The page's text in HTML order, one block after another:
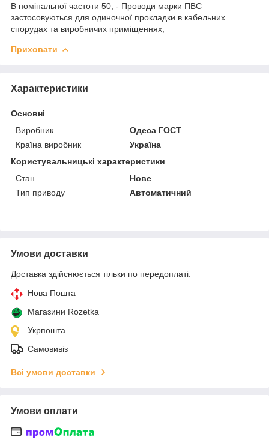
В номінальної частоти 50; - Проводи марки ПВС
застосовуються для одиночної прокладки в кабельних
спорудах та виробничих приміщеннях;
Приховати
Характеристики
Основні
Виробник
Одеса ГОСТ
Країна виробник
Україна
Користувальницькі характеристики
Стан
Нове
Тип приводу
Автоматичний
Умови доставки
Доставка здійснюється тільки по передоплаті.
Нова Пошта
Магазини Rozetka
Укрпошта
Самовивіз
Всі умови доставки
Умови оплати